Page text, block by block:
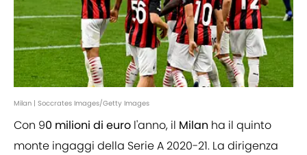
Milan | Soccrates Images/Getty Images
Con 90 milioni di euro l'anno, il Milan ha il quinto
monte ingaggi della Serie A 2020-21. La dirigenza